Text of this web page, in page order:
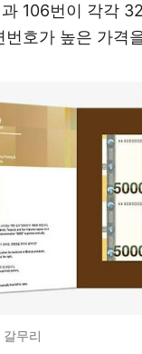
106번이 각각
번호가 높은 가격
무리